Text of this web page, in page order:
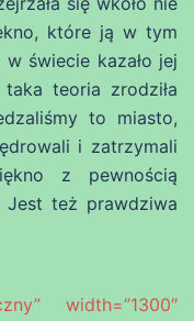
które ją w tym
świecie kazało jej
teoria zrodziła
to miasto,
i zatrzymali
z pewnością
Jest też prawdziwa
width=”1300″